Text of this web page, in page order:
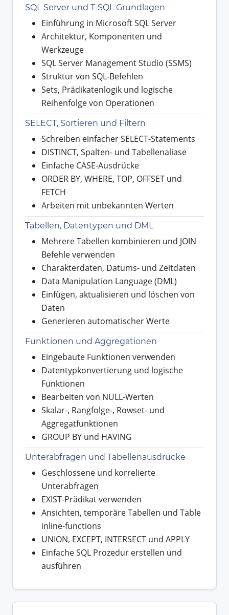
SQL Server und T-SQL Grundlagen
Einführung in Microsoft SQL Server
Architektur, Komponenten und
Werkzeuge
SQL Server Management Studio (SSMS)
Struktur von SQL-Befehlen
Sets, Prädikatenlogik und logische
Reihenfolge von Operationen
SELECT, Sortieren und Filtern
Schreiben einfacher SELECT-Statements
DISTINCT, Spalten- und Tabellenaliase
Einfache CASE-Ausdrücke
ORDER BY, WHERE, TOP, OFFSET und
FETCH
Arbeiten mit unbekannten Werten
Tabellen, Datentypen und DML
Mehrere Tabellen kombinieren und JOIN
Befehle verwenden
Charakterdaten, Datums- und Zeitdaten
Data Manipulation Language (DML)
Einfügen, aktualisieren und löschen von
Daten
Generieren automatischer Werte
Funktionen und Aggregationen
Eingebaute Funktionen verwenden
Datentypkonvertierung und logische
Funktionen
Bearbeiten von NULL-Werten
Skalar-, Rangfolge-, Rowset- und
Aggregatfunktionen
GROUP BY und HAVING
Unterabfragen und Tabellenausdrücke
Geschlossene und korrelierte
Unterabfragen
EXIST-Prädikat verwenden
Ansichten, temporäre Tabellen und Table
inline-functions
UNION, EXCEPT, INTERSECT und APPLY
Einfache SQL Prozedur erstellen und
ausführen